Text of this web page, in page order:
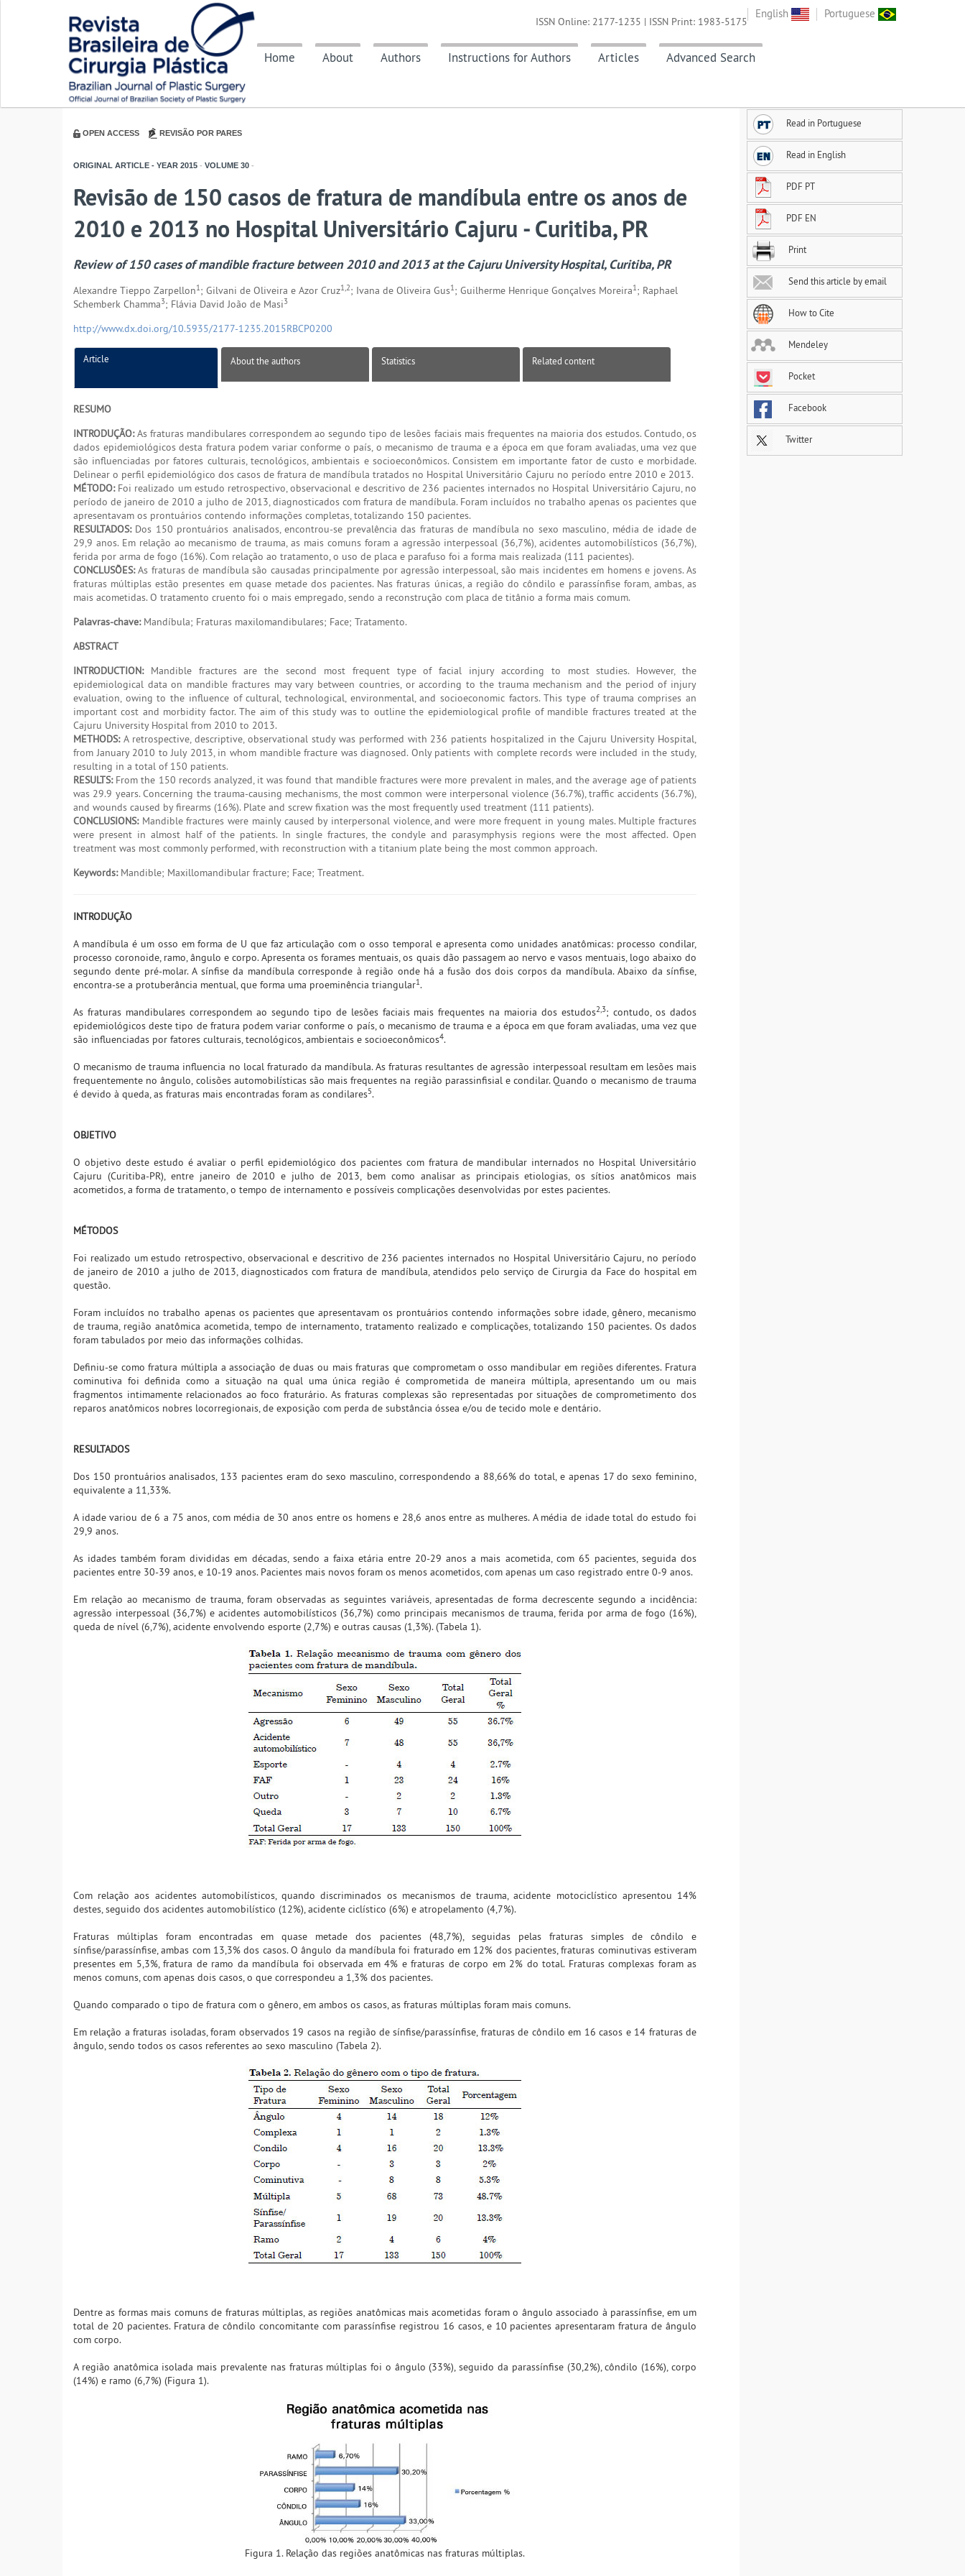
English Portuguese
Home About Authors Instructions for Authors Articles Advanced Search
ISSN Online: 2177-1235 | ISSN Print: 1983-5175
OPEN ACCESS REVISÃO POR PARES
ORIGINAL ARTICLE - YEAR 2015 - VOLUME 30 -
Revisão de 150 casos de fratura de mandíbula entre os anos de
2010 e 2013 no Hospital Universitário Cajuru - Curitiba, PR
Review of 150 cases of mandible fracture between 2010 and 2013 at the Cajuru University Hospital, Curitiba, PR
Alexandre Tieppo Zarpellon1; Gilvani de Oliveira e Azor Cruz1,2; Ivana de Oliveira Gus1; Guilherme Henrique Gonçalves Moreira1; Raphael
Schemberk Chamma3; Flávia David João de Masi3
http://www.dx.doi.org/10.5935/2177-1235.2015RBCP0200
Article About the authors Statistics Related content
RESUMO
INTRODUÇÃO:As fraturas mandibulares correspondem ao segundo tipo de lesões faciais mais frequentes na maioria dos estudos. Contudo, os
dados epidemiológicos desta fratura podem variar conforme o país, o mecanismo de trauma e a época em que foram avaliadas, uma vez que
são influenciadas por fatores culturais, tecnológicos, ambientais e socioeconômicos. Consistem em importante fator de custo e morbidade.
Delinear o perfil epidemiológico dos casos de fratura de mandíbula tratados no Hospital Universitário Cajuru no período entre 2010 e 2013.
MÉTODO:Foi realizado um estudo retrospectivo, observacional e descritivo de 236 pacientes internados no Hospital Universitário Cajuru, no
período de janeiro de 2010 a julho de 2013, diagnosticados com fratura de mandíbula. Foram incluídos no trabalho apenas os pacientes que
apresentavam os prontuários contendo informações completas, totalizando 150 pacientes.
RESULTADOS:Dos 150 prontuários analisados, encontrou-se prevalência das fraturas de mandíbula no sexo masculino, média de idade de
29,9 anos. Em relação ao mecanismo de trauma, as mais comuns foram a agressão interpessoal (36,7%), acidentes automobilísticos (36,7%),
ferida por arma de fogo (16%). Com relação ao tratamento, o uso de placa e parafuso foi a forma mais realizada (111 pacientes).
CONCLUSÕES:As fraturas de mandíbula são causadas principalmente por agressão interpessoal, são mais incidentes em homens e jovens. As
fraturas múltiplas estão presentes em quase metade dos pacientes. Nas fraturas únicas, a região do côndilo e parassínfise foram, ambas, as
mais acometidas. O tratamento cruento foi o mais empregado, sendo a reconstrução com placa de titânio a forma mais comum.
Palavras-chave:Mandíbula; Fraturas maxilomandibulares; Face; Tratamento.
ABSTRACT
INTRODUCTION:Mandible fractures are the second most frequent type of facial injury according to most studies. However, the
epidemiological data on mandible fractures may vary between countries, or according to the trauma mechanism and the period of injury
evaluation, owing to the influence of cultural, technological, environmental, and socioeconomic factors. This type of trauma comprises an
important cost and morbidity factor. The aim of this study was to outline the epidemiological profile of mandible fractures treated at the
Cajuru University Hospital from 2010 to 2013.
METHODS:A retrospective, descriptive, observational study was performed with 236 patients hospitalized in the Cajuru University Hospital,
from January 2010 to July 2013, in whom mandible fracture was diagnosed. Only patients with complete records were included in the study,
resulting in a total of 150 patients.
RESULTS:From the 150 records analyzed, it was found that mandible fractures were more prevalent in males, and the average age of patients
was 29.9 years. Concerning the trauma-causing mechanisms, the most common were interpersonal violence (36.7%), traffic accidents (36.7%),
and wounds caused by firearms (16%). Plate and screw fixation was the most frequently used treatment (111 patients).
CONCLUSIONS:Mandible fractures were mainly caused by interpersonal violence, and were more frequent in young males. Multiple fractures
were present in almost half of the patients. In single fractures, the condyle and parasymphysis regions were the most affected. Open
treatment was most commonly performed, with reconstruction with a titanium plate being the most common approach.
Keywords:Mandible; Maxillomandibular fracture; Face; Treatment.
INTRODUÇÃO
A mandíbula é um osso em forma de U que faz articulação com o osso temporal e apresenta como unidades anatômicas: processo condilar,
processo coronoide, ramo, ângulo e corpo. Apresenta os forames mentuais, os quais dão passagem ao nervo e vasos mentuais, logo abaixo do
segundo dente pré-molar. A sínfise da mandíbula corresponde à região onde há a fusão dos dois corpos da mandíbula. Abaixo da sínfise,
encontra-se a protuberância mentual, que forma uma proeminência triangular1.
As fraturas mandibulares correspondem ao segundo tipo de lesões faciais mais frequentes na maioria dos estudos2,3; contudo, os dados
epidemiológicos deste tipo de fratura podem variar conforme o país, o mecanismo de trauma e a época em que foram avaliadas, uma vez que
são influenciadas por fatores culturais, tecnológicos, ambientais e socioeconômicos4.
O mecanismo de trauma influencia no local fraturado da mandíbula. As fraturas resultantes de agressão interpessoal resultam em lesões mais
frequentemente no ângulo, colisões automobilísticas são mais frequentes na região parassinfisial e condilar. Quando o mecanismo de trauma
é devido à queda, as fraturas mais encontradas foram as condilares5.
OBJETIVO
O objetivo deste estudo é avaliar o perfil epidemiológico dos pacientes com fratura de mandibular internados no Hospital Universitário
Cajuru (Curitiba-PR), entre janeiro de 2010 e julho de 2013, bem como analisar as principais etiologias, os sítios anatômicos mais
acometidos, a forma de tratamento, o tempo de internamento e possíveis complicações desenvolvidas por estes pacientes.
MÉTODOS
Foi realizado um estudo retrospectivo, observacional e descritivo de 236 pacientes internados no Hospital Universitário Cajuru, no período
de janeiro de 2010 a julho de 2013, diagnosticados com fratura de mandíbula, atendidos pelo serviço de Cirurgia da Face do hospital em
questão.
Foram incluídos no trabalho apenas os pacientes que apresentavam os prontuários contendo informações sobre idade, gênero, mecanismo
de trauma, região anatômica acometida, tempo de internamento, tratamento realizado e complicações, totalizando 150 pacientes. Os dados
foram tabulados por meio das informações colhidas.
Definiu-se como fratura múltipla a associação de duas ou mais fraturas que comprometam o osso mandibular em regiões diferentes. Fratura
cominutiva foi definida como a situação na qual uma única região é comprometida de maneira múltipla, apresentando um ou mais
fragmentos intimamente relacionados ao foco fraturário. As fraturas complexas são representadas por situações de comprometimento dos
reparos anatômicos nobres locorregionais, de exposição com perda de substância óssea e/ou de tecido mole e dentário.
RESULTADOS
Dos 150 prontuários analisados, 133 pacientes eram do sexo masculino, correspondendo a 88,66% do total, e apenas 17 do sexo feminino,
equivalente a 11,33%.
A idade variou de 6 a 75 anos, com média de 30 anos entre os homens e 28,6 anos entre as mulheres. A média de idade total do estudo foi
29,9 anos.
As idades também foram divididas em décadas, sendo a faixa etária entre 20-29 anos a mais acometida, com 65 pacientes, seguida dos
pacientes entre 30-39 anos, e 10-19 anos. Pacientes mais novos foram os menos acometidos, com apenas um caso registrado entre 0-9 anos.
Em relação ao mecanismo de trauma, foram observadas as seguintes variáveis, apresentadas de forma decrescente segundo a incidência:
agressão interpessoal (36,7%) e acidentes automobilísticos (36,7%) como principais mecanismos de trauma, ferida por arma de fogo (16%),
queda de nível (6,7%), acidente envolvendo esporte (2,7%) e outras causas (1,3%). (Tabela 1).
Com relação aos acidentes automobilísticos, quando discriminados os mecanismos de trauma, acidente motociclístico apresentou 14%
destes, seguido dos acidentes automobilístico (12%), acidente ciclístico (6%) e atropelamento (4,7%).
Fraturas múltiplas foram encontradas em quase metade dos pacientes (48,7%), seguidas pelas fraturas simples de côndilo e
sínfise/parassínfise, ambas com 13,3% dos casos. O ângulo da mandíbula foi fraturado em 12% dos pacientes, fraturas cominutivas estiveram
presentes em 5,3%, fratura de ramo da mandíbula foi observada em 4% e fraturas de corpo em 2% do total. Fraturas complexas foram as
menos comuns, com apenas dois casos, o que correspondeu a 1,3% dos pacientes.
Quando comparado o tipo de fratura com o gênero, em ambos os casos, as fraturas múltiplas foram mais comuns.
Em relação a fraturas isoladas, foram observados 19 casos na região de sínfise/parassínfise, fraturas de côndilo em 16 casos e 14 fraturas de
ângulo, sendo todos os casos referentes ao sexo masculino (Tabela 2).
Dentre as formas mais comuns de fraturas múltiplas, as regiões anatômicas mais acometidas foram o ângulo associado à parassínfise, em um
total de 20 pacientes. Fratura de côndilo concomitante com parassínfise registrou 16 casos, e 10 pacientes apresentaram fratura de ângulo
com corpo.
A região anatômica isolada mais prevalente nas fraturas múltiplas foi o ângulo (33%), seguido da parassínfise (30,2%), côndilo (16%), corpo
(14%) e ramo (6,7%) (Figura 1).
Figura 1. Relação das regiões anatômicas nas fraturas múltiplas.
Read in Portuguese
Read in English
PDF PT
PDF EN
Print
Send this article by email
How to Cite
Mendeley
Pocket
Facebook
Twitter